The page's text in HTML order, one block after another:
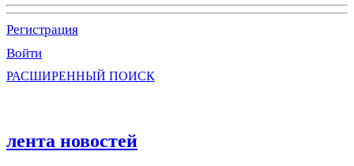
Регистрация
Войти
РАСШИРЕННЫЙ ПОИСК
лента новостей